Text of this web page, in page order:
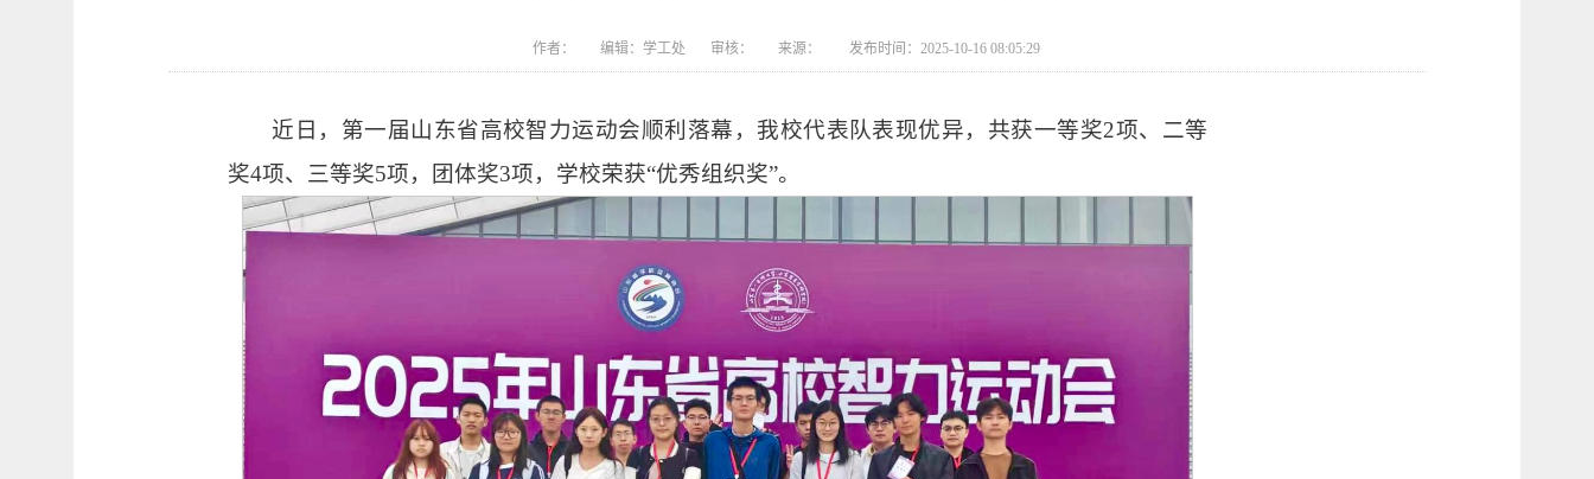
作者： 编辑：学工处 审核： 来源： 发布时间：2025-10-16 08:05:29
近日，第一届山东省高校智力运动会顺利落幕，我校代表队表现优异，共获一等奖2项、二等
奖4项、三等奖5项，团体奖3项，学校荣获“优秀组织奖”。